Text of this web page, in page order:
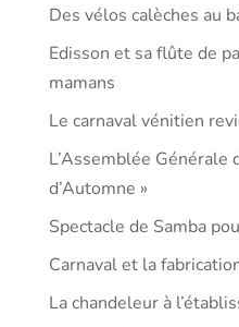
Des vélos calèches au
Edisson et sa flûte de
mamans
Le carnaval vénitien
L’Assemblée Générale
d’Automne »
Spectacle de Samba
Carnaval et la
La chandeleur à